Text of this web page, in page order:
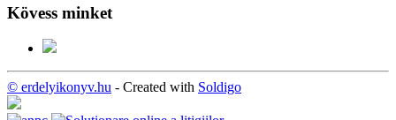
Kövess minket
© erdelyikonyv.hu - Created with Soldigo